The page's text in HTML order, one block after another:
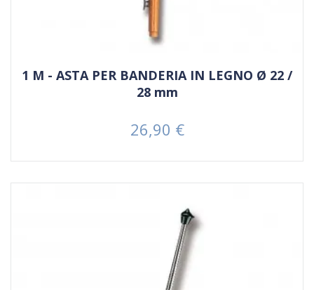
1 M - ASTA PER BANDERIA IN LEGNO Ø 22 /
28 mm
Prezzo
26,90 €